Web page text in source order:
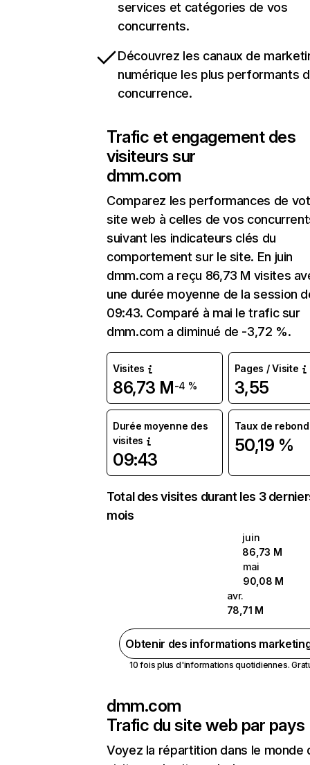
services et catégories de vos
concurrents.
Découvrez les canaux de
numérique les plus performants
concurrence.
Trafic et engagement des
visiteurs sur
dmm.com
Comparez les performances de
site web à celles de vos
suivant les indicateurs clés du
comportement sur le site. En juin
dmm.com a reçu 86,73 M visites
une durée moyenne de la session
09:43. Comparé à mai le trafic sur
dmm.com a diminué de -3,72 %.
Visites
86,73 M-4 %
Pages / Visite
3,55
Durée moyenne des
visites
09:43
Taux de rebond
50,19 %
Total des visites durant les 3
mois
juin
86,73 M
mai
90,08 M
avr.
78,71 M
Obtenir des informations
10 fois plus d'informations quotidiennes.
dmm.com
Trafic du site web par pays
Voyez la répartition dans le monde